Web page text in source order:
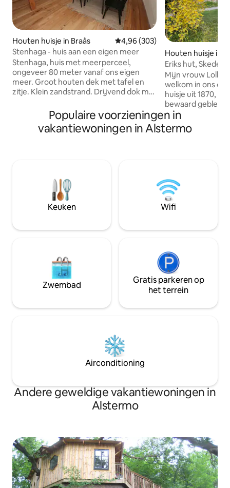
Houten huisje in Braås Gemiddelde beoordeling van
4,96 (303)
Stenhaga - huis aan een eigen meer
Stenhaga, huis met meerperceel,
ongeveer 80 meter vanaf ons eigen
meer. Groot houten dek met tafel en
zitje. Klein zandstrand. Drijvend dok met
Smedstugan, ons tweede huis dat we
hier bij Airbnb verhuren. Vissen
inbegrepen. Geplande zalm. Eén vis is
worden getrokken, grote opening naar
het terras. Niveau 1 - keuken, tv-kamer,
badkamer. Niveau 2 - Woonkamer met
open haard, balkon, 3 slaapkamers. Wifi,
Houten huisje in
Eriks hut,
Mijn vrouw Lollo
welkom in ons
huisje uit 1870,
bewaard
omgeving van
Hier kun je
rustige locatie. Je hebt toegang tot ons
WiFi
ook een 18e-
kunt kijken. Het is 12 minuten naar
Nybro en 8
Populaire voorzieningen in
vakantiewoningen in Alstermo
Keuken Wifi
Zwembad
Gratis parkeren op
het terrein
Airconditioning
Andere geweldige vakantiewoningen in
Alstermo